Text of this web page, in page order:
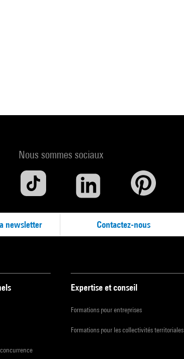
Nous sommes sociaux
newsletter Contactez-nous
Expertise et conseil
Formations pour entreprises
Formations pour les collectivités territoriales